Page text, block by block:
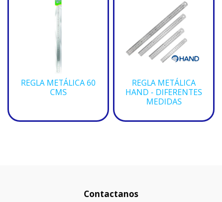
REGLA METÁLICA 60
CMS
REGLA METÁLICA
HAND - DIFERENTES
MEDIDAS
Contactanos